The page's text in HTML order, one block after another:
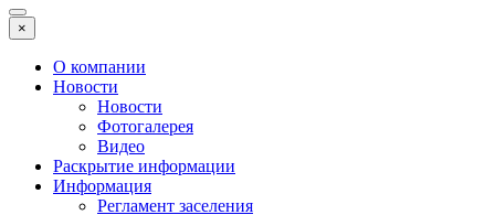
×
О компании
Новости
Новости
Фотогалерея
Видео
Раскрытие информации
Информация
Регламент заселения